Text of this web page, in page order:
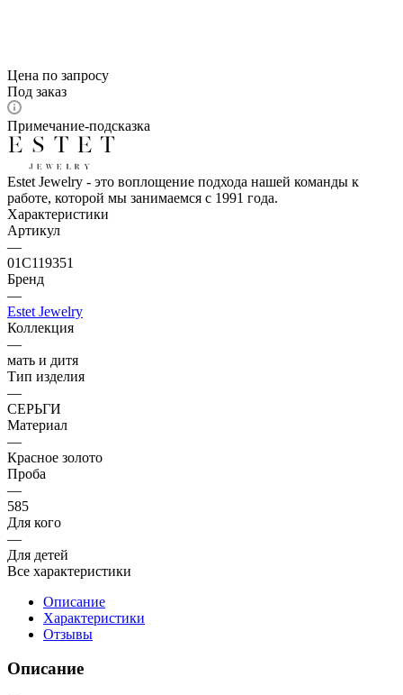
Цена по запросу
Под заказ
Примечание-подсказка
Estet Jewelry - это воплощение подхода нашей команды к
работе, которой мы занимаемся с 1991 года.
Характеристики
Артикул
—
01С119351
Бренд
—
Estet Jewelry
Коллекция
—
мать и дитя
Тип изделия
—
СЕРЬГИ
Материал
—
Красное золото
Проба
—
585
Для кого
—
Для детей
Все характеристики
Описание
Характеристики
Отзывы
Описание